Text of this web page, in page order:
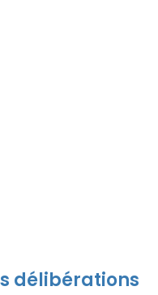
délibérations